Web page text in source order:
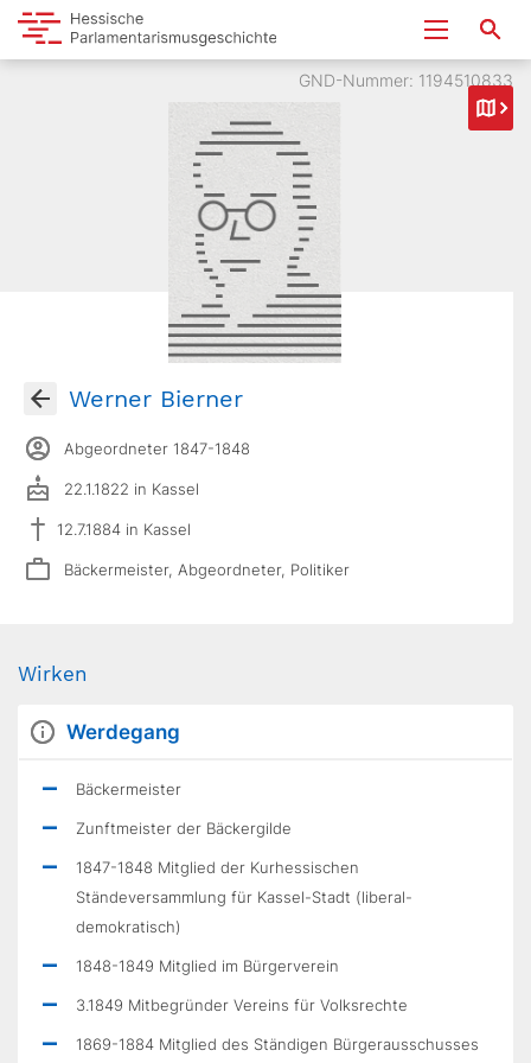
GND-Nummer: 1194510833
Werner Bierner
Abgeordneter 1847-1848
22.1.1822 in Kassel
12.7.1884 in Kassel
Bäckermeister, Abgeordneter, Politiker
Wirken
Werdegang
Bäckermeister
Zunftmeister der Bäckergilde
1847-1848 Mitglied der Kurhessischen
Ständeversammlung für Kassel-Stadt (liberal-
demokratisch)
1848-1849 Mitglied im Bürgerverein
3.1849 Mitbegründer Vereins für Volksrechte
1869-1884 Mitglied des Ständigen Bürgerausschusses